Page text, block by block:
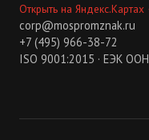
Открыть на Яндекс.Картах
corp@mospromznak.ru
+7 (495) 966-38-72
ISO 9001:2015 · ЕЭК